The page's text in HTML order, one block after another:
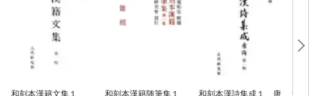
和刻本漢籍文集１ 和刻本漢籍随筆集１
和刻本漢詩集成１ 唐
影